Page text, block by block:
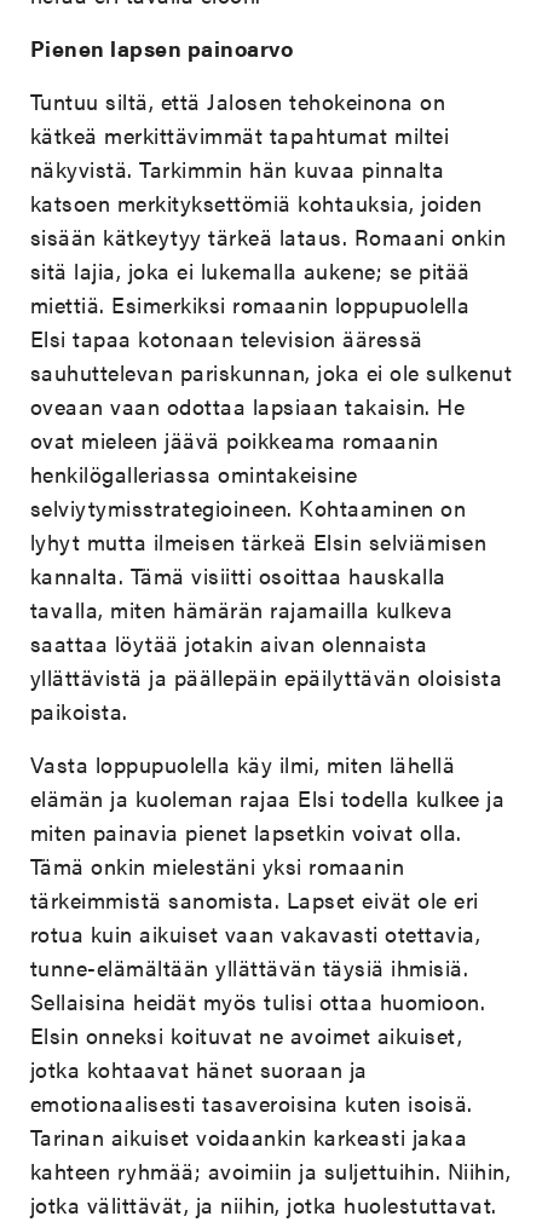
Pienen lapsen painoarvo
Tuntuu siltä, että Jalosen tehokeinona on
kätkeä merkittävimmät tapahtumat miltei
näkyvistä. Tarkimmin hän kuvaa pinnalta
katsoen merkityksettömiä kohtauksia, joiden
sisään kätkeytyy tärkeä lataus. Romaani onkin
sitä lajia, joka ei lukemalla aukene; se pitää
miettiä. Esimerkiksi romaanin loppupuolella
Elsi tapaa kotonaan television ääressä
sauhuttelevan pariskunnan, joka ei ole sulkenut
oveaan vaan odottaa lapsiaan takaisin. He
ovat mieleen jäävä poikkeama romaanin
henkilögalleriassa omintakeisine
selviytymisstrategioineen. Kohtaaminen on
lyhyt mutta ilmeisen tärkeä Elsin selviämisen
kannalta. Tämä visiitti osoittaa hauskalla
tavalla, miten hämärän rajamailla kulkeva
saattaa löytää jotakin aivan olennaista
yllättävistä ja päällepäin epäilyttävän oloisista
paikoista.
Vasta loppupuolella käy ilmi, miten lähellä
elämän ja kuoleman rajaa Elsi todella kulkee ja
miten painavia pienet lapsetkin voivat olla.
Tämä onkin mielestäni yksi romaanin
tärkeimmistä sanomista. Lapset eivät ole eri
rotua kuin aikuiset vaan vakavasti otettavia,
tunne-elämältään yllättävän täysiä ihmisiä.
Sellaisina heidät myös tulisi ottaa huomioon.
Elsin onneksi koituvat ne avoimet aikuiset,
jotka kohtaavat hänet suoraan ja
emotionaalisesti tasaveroisina kuten isoisä.
Tarinan aikuiset voidaankin karkeasti jakaa
kahteen ryhmää; avoimiin ja suljettuihin. Niihin,
jotka välittävät, ja niihin, jotka huolestuttavat.